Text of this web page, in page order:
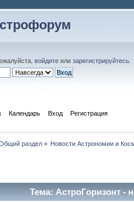
войдите или зарегистрируйтесь
Календарь Вход Регистрация
раздел» Новости Астрономии и
Тема: АстроГоризонт -